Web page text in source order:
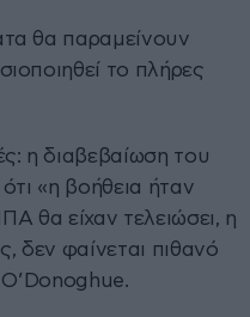
θα παραμείνουν
το πλήρες
η διαβεβαίωση του
«η βοήθεια ήταν
θα είχαν τελειώσει, η
δεν φαίνεται πιθανό